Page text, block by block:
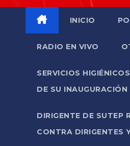
INICIO
RADIO EN VIVO
SERVICIOS
DE SU INAUGURACIÓN
DIRIGENTE DE SUTEP
CONTRA DIRIGENTES